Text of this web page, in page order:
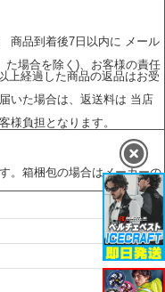
商品到着後7日以内に メール
場合を除く)、お客様の責任
上経過した商品の返品はお受
いた場合は、返送料は 当店
様負担となります。
。箱梱包の場合はメーカーの